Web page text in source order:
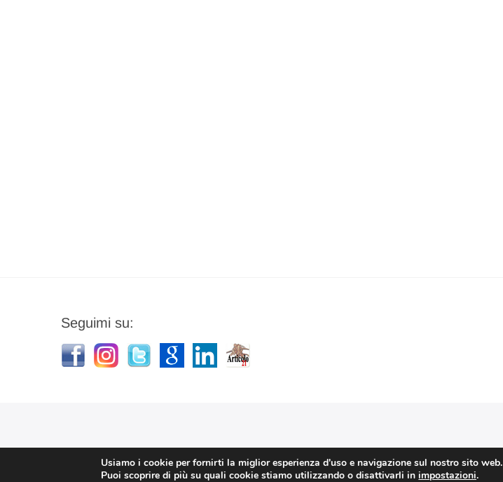
Seguimi su:
Usiamo i cookie per fornirti la miglior esperienza d'uso e navigazione sul nostro sito web.
Puoi scoprire di più su quali cookie stiamo utilizzando o disattivarli inimpostazioni.